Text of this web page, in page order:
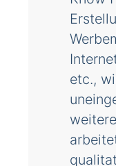
etc.,